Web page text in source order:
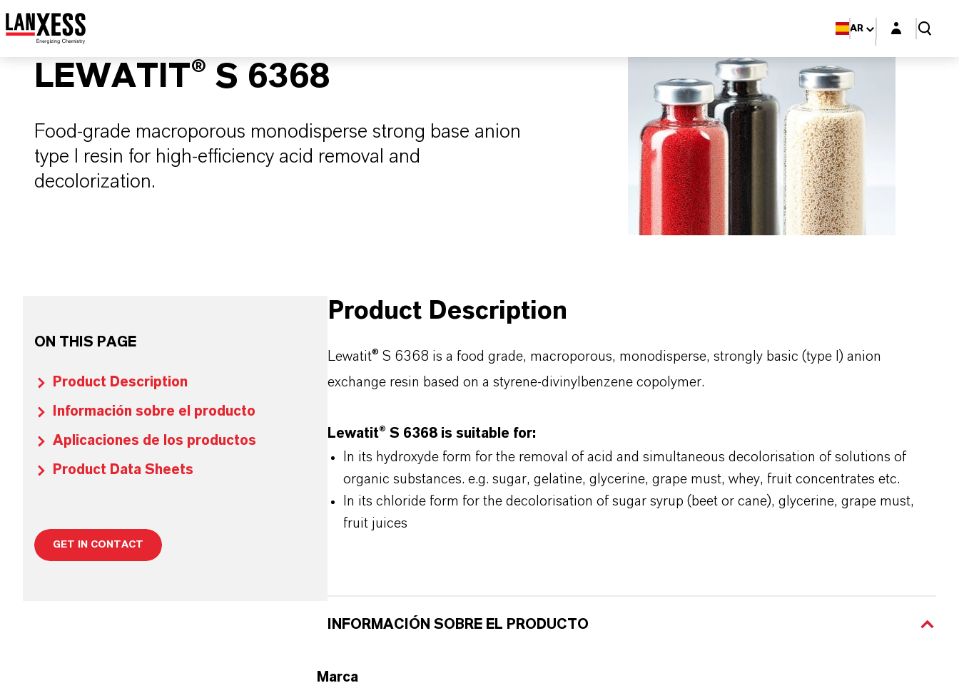
AR Login layer
LEWATIT® S 6368
Food-grade macroporous monodisperse strong base anion
type I resin for high-efficiency acid removal and
decolorization.
ON THIS PAGE
Product Description
Información sobre el producto
Aplicaciones de los productos
Product Data Sheets
GET IN CONTACT
Product Description
Lewatit® S 6368 is a food grade, macroporous, monodisperse, strongly basic (type I) anion
exchange resin based on a styrene-divinylbenzene copolymer.
Lewatit® S 6368 is suitable for:
In its hydroxyde form for the removal of acid and simultaneous decolorisation of solutions of
organic substances. e.g. sugar, gelatine, glycerine, grape must, whey, fruit concentrates etc.
In its chloride form for the decolorisation of sugar syrup (beet or cane), glycerine, grape must,
fruit juices
INFORMACIÓN SOBRE EL PRODUCTO
Marca